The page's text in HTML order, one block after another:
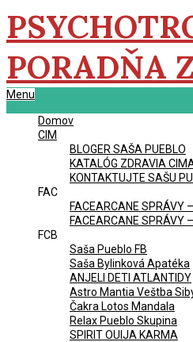
Skip
to
content
PORADŇA
Primary
Menu
Domov
CIM
BLOGER SAŠA PUEBLO
KATALÓG ZDRAVIA
KONTAKTUJTE SAŠU
FAC
FACEARCANE SPRÁVY
FACEARCANE SPRÁVY
FCB
Saša Pueblo FB
Saša Bylinková Apatéka
ANJELI DETI ATLANTIDY
Astro Mantia Veštba
Čakra Lotos Mandala
Relax Pueblo Skupina
SPIRIT OUIJA KARMA